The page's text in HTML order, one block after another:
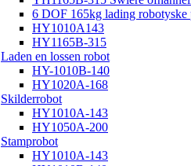
6 DOF 165kg lading robotyske
HY1010A143
HY1165B-315
Laden en lossen robot
HY-1010B-140
HY1020A-168
Skilderrobot
HY1010A-143
HY1050A-200
Stamprobot
HY1010A-143